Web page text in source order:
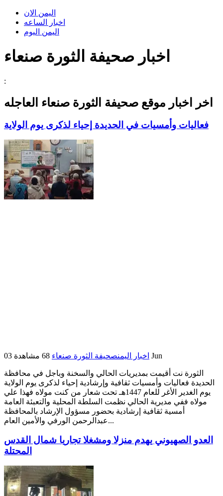
اليمن الان
اخبار الساعه
اليمن اليوم
اخبار صحيفة الثورة صنعاء
:
اخر اخبار موقع صحيفة الثورة صنعاء العاجله
فعاليات وأمسيات في الحديدة إحياء لذكرى يوم الولاية
اخبار اليمنصحيفة الثورة صنعاء 03 Jun
الثورة نت أقيمت بمديريات الحالي والسخنة وباجل في محافظة
الحديدة فعاليات وأمسيات ثقافية وإرشادية إحياء لذكرى يوم الولاية
يوم الغدير الأغر للعام 1447هـ تحت شعار من كنت مولاه فهذا علي
مولاه ففي مديرية الحالي نظمت السلطة المحلية والتعبئة العامة
أمسية ثقافية إرشادية بحضور مسؤول الإرشاد بالمحافظة
عبدالرحمن الورفي والأمين العام...
العدو الصهيوني يهدم منزلا ومشغلا تجاريا شمال القدس
المحتلة